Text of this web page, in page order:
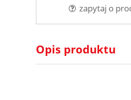
zapytaj o
Opis produktu